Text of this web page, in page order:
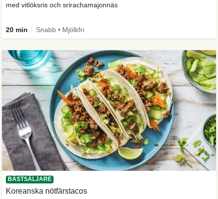
med vitlöksris och srirachamajonnäs
20 min Snabb • Mjölkfri
BÄSTSÄLJARE
Koreanska nötfärstacos